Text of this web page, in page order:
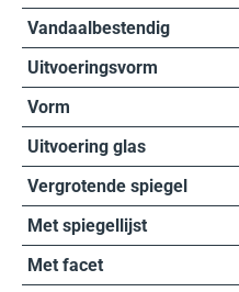
Vandaalbestendig
Uitvoeringsvorm
Vorm
Uitvoering glas
Vergrotende spiegel
Met spiegellijst
Met facet